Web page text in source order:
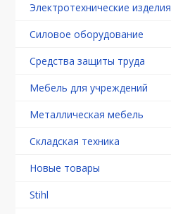
Электротехнические изделия
Силовое оборудование
Средства защиты труда
Мебель для учреждений
Металлическая мебель
Складская техника
Новые товары
Stihl